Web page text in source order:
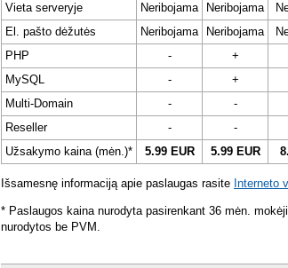
Vieta serveryje
Neribojama Neribojama
El. pašto dėžutės
Neribojama Neribojama
PHP
- +
MySQL
- +
Multi-Domain
- -
Reseller
- -
Užsakymo kaina (mėn.)*
5.99 EUR 5.99 EUR
Išsamesnę informaciją apie paslaugas rasite Interneto
* Paslaugos kaina nurodyta pasirenkant 36 mėn.
nurodytos be PVM.